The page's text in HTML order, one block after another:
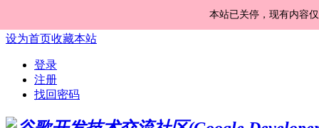
本站已关停，现有内容
设为首页收藏本站
登录
注册
找回密码